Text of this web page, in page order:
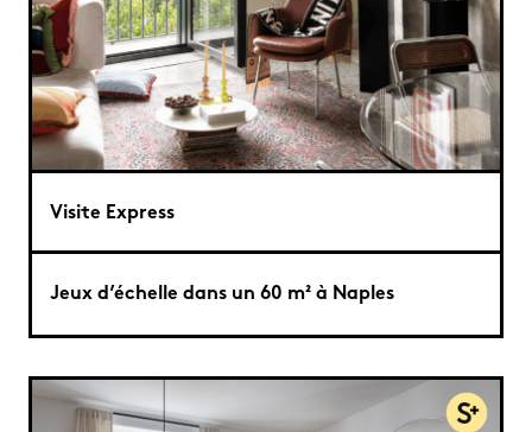
Visite Express
Jeux d’échelle dans un 60 m² à Naples